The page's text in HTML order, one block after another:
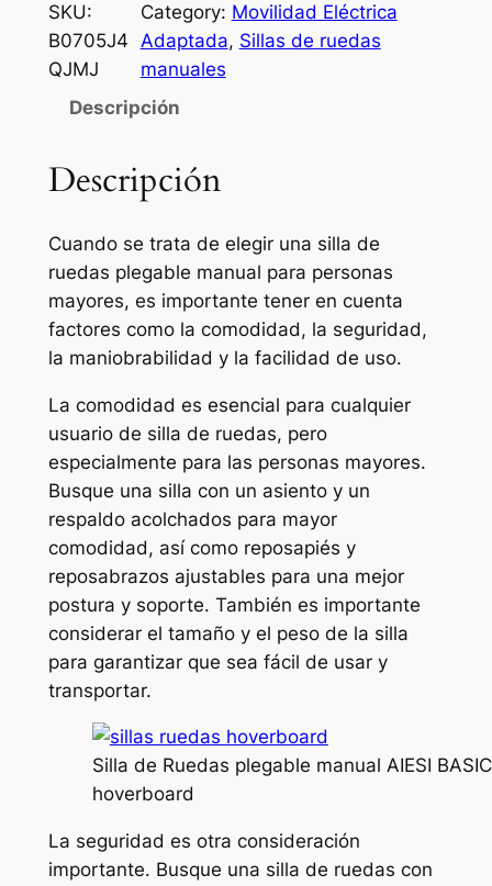
SKU:
B0705J4
QJMJ
Category: Movilidad Eléctrica
Adaptada, Sillas de ruedas
manuales
Descripción
Descripción
Cuando se trata de elegir una silla de
ruedas plegable manual para personas
mayores, es importante tener en cuenta
factores como la comodidad, la seguridad,
la maniobrabilidad y la facilidad de uso.
La comodidad es esencial para cualquier
usuario de silla de ruedas, pero
especialmente para las personas mayores.
Busque una silla con un asiento y un
respaldo acolchados para mayor
comodidad, así como reposapiés y
reposabrazos ajustables para una mejor
postura y soporte. También es importante
considerar el tamaño y el peso de la silla
para garantizar que sea fácil de usar y
transportar.
Silla de Ruedas plegable manual AIESI
hoverboard
La seguridad es otra consideración
importante. Busque una silla de ruedas con